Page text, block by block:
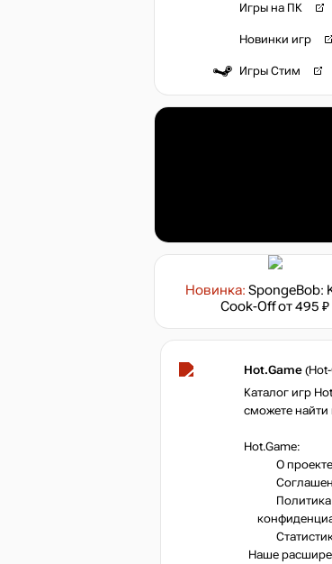
Игры на ПК
Новинки игр
Игры Стим
Новинка: SpongeBob:
Cook-Offот 495 ₽
Hot.Game
Каталог игр
сможете найти
Hot.Game:
О проекте
Политика
Наше